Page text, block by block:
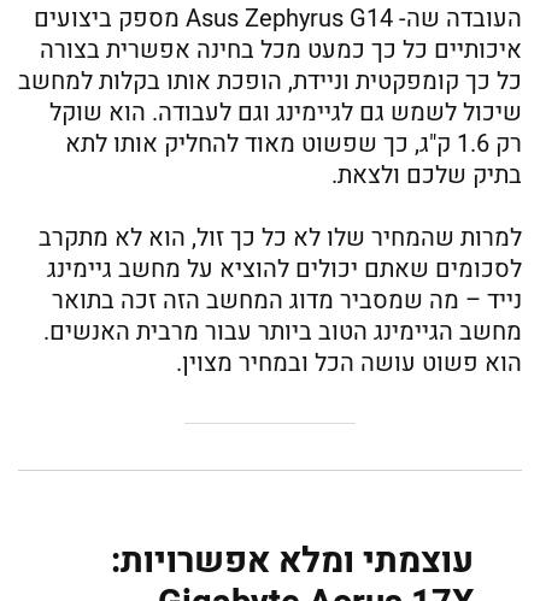
העובדה שה- Asus Zephyrus G14 מספק ביצועים
איכותיים כל כך כמעט מכל בחינה אפשרית בצורה
כל כך קומפקטית וניידת, הופכת אותו בקלות למחשב
שיכול לשמש גם לגיימינג וגם לעבודה. הוא שוקל
רק 1.6 ק"ג, כך שפשוט מאוד להחליק אותו לתא
בתיק שלכם ולצאת.
למרות שהמחיר שלו לא כל כך זול, הוא לא מתקרב
לסכומים שאתם יכולים להוציא על מחשב גיימינג
נייד – מה שמסביר מדוג המחשב הזה זכה בתואר
מחשב הגיימינג הטוב ביותר עבור מרבית האנשים.
הוא פשוט עושה הכל ובמחיר מצוין.
עוצמתי ומלא אפשרויות: